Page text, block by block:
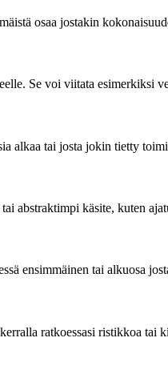
osaa jostakin
Se voi viitata esimerkiksi
alkaa tai josta jokin tietty
abstraktimpi käsite, kuten
ensimmäinen tai alkuosa
ratkoessasi ristikkoa